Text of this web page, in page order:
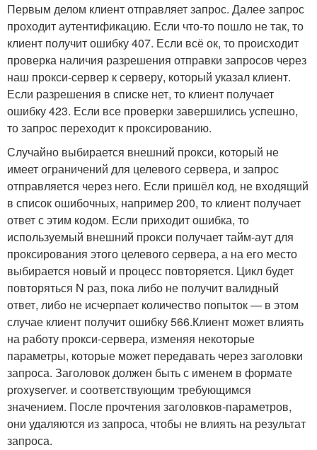
Первым делом клиент отправляет запрос. Далее запрос
проходит аутентификацию. Если что-то пошло не так, то
клиент получит ошибку 407. Если всё ок, то происходит
проверка наличия разрешения отправки запросов через
наш прокси-сервер к серверу, который указал клиент.
Если разрешения в списке нет, то клиент получает
ошибку 423. Если все проверки завершились успешно,
то запрос переходит к проксированию.
Случайно выбирается внешний прокси, который не
имеет ограничений для целевого сервера, и запрос
отправляется через него. Если пришёл код, не входящий
в список ошибочных, например 200, то клиент получает
ответ с этим кодом. Если приходит ошибка, то
используемый внешний прокси получает тайм-аут для
проксирования этого целевого сервера, а на его место
выбирается новый и процесс повторяется. Цикл будет
повторяться N раз, пока либо не получит валидный
ответ, либо не исчерпает количество попыток — в этом
случае клиент получит ошибку 566.Клиент может влиять
на работу прокси-сервера, изменяя некоторые
параметры, которые может передавать через заголовки
запроса. Заголовок должен быть с именем в формате
proxyserver. и соответствующим требующимся
значением. После прочтения заголовков-параметров,
они удаляются из запроса, чтобы не влиять на результат
запроса.